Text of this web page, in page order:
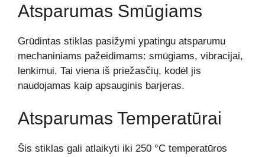
Atsparumas Smūgiams
Grūdintas stiklas pasižymi ypatingu atsparumu
mechaniniams pažeidimams: smūgiams, vibracijai,
lenkimui. Tai viena iš priežasčių, kodėl jis
naudojamas kaip apsauginis barjeras.
Atsparumas Temperatūrai
Šis stiklas gali atlaikyti iki 250 °C temperatūros